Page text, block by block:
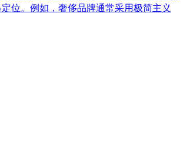
位。例如，奢侈品牌通常采用极简主义